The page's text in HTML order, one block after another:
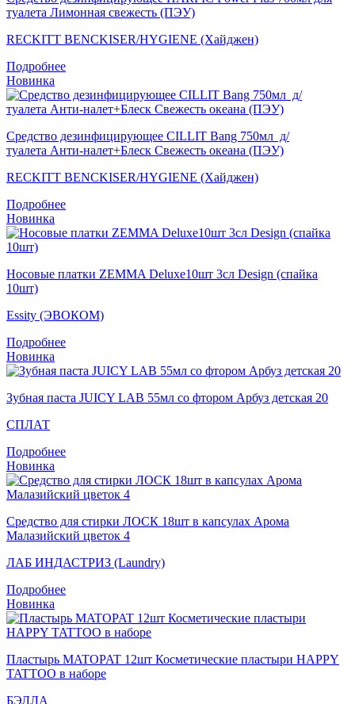
туалета Лимонная свежесть (ПЭУ)
RECKITT BENCKISER/HYGIENE (Хайджен)
Подробнее
Новинка
Средство дезинфицирующее CILLIT Bang 750мл д/
туалета Анти-налет+Блеск Свежесть океана (ПЭУ)
RECKITT BENCKISER/HYGIENE (Хайджен)
Подробнее
Новинка
Носовые платки ZEMMA Deluxe10шт 3сл Design (спайка
10шт)
Essity (ЭВОКОМ)
Подробнее
Новинка
Зубная паста JUICY LAB 55мл со фтором Арбуз детская 20
СПЛАТ
Подробнее
Новинка
Средство для стирки ЛОСК 18шт в капсулах Арома
Малазийский цветок 4
ЛАБ ИНДАСТРИЗ (Laundry)
Подробнее
Новинка
Пластырь MATOPAT 12шт Косметические пластыри HAPPY
TATTOO в наборе
БЭЛЛА